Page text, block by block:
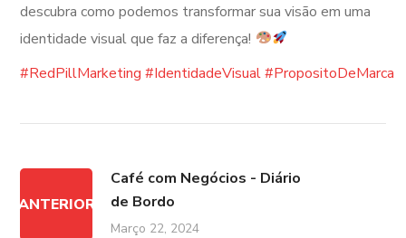
descubra como podemos transformar sua visão em uma
identidade visual que faz a diferença!
#RedPillMarketing #IdentidadeVisual #PropositoDeMarca
ANTERIOR
Café com Negócios - Diário
de Bordo
Março 22, 2024